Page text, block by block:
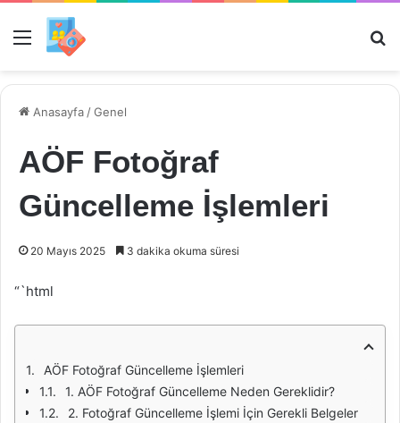
Menü
Anasayfa /Genel
AÖF Fotoğraf
Güncelleme İşlemleri
20 Mayıs 2025 3 dakika okuma süresi
“`html
AÖF Fotoğraf Güncelleme İşlemleri
1. AÖF Fotoğraf Güncelleme Neden Gereklidir?
2. Fotoğraf Güncelleme İşlemi İçin Gerekli Belgeler